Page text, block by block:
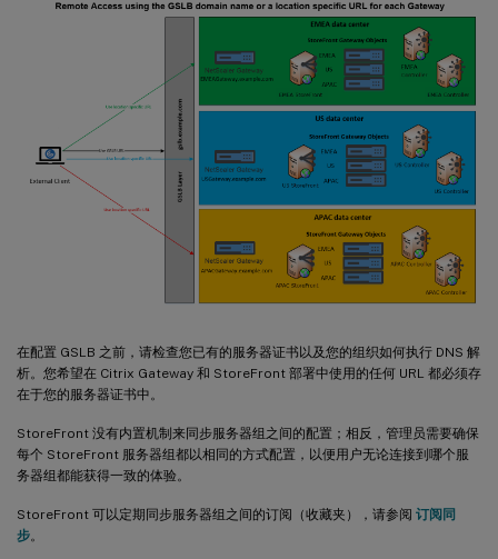
在配置 GSLB 之前，请检查您已有的服务器证书以及您的组织如何执行 DNS 解
析。您希望在 Citrix Gateway 和 StoreFront 部署中使用的任何 URL 都必须存
在于您的服务器证书中。
StoreFront 没有内置机制来同步服务器组之间的配置；相反，管理员需要确保
每个 StoreFront 服务器组都以相同的方式配置，以便用户无论连接到哪个服
务器组都能获得一致的体验。
StoreFront 可以定期同步服务器组之间的订阅（收藏夹），请参阅 订阅同
步。